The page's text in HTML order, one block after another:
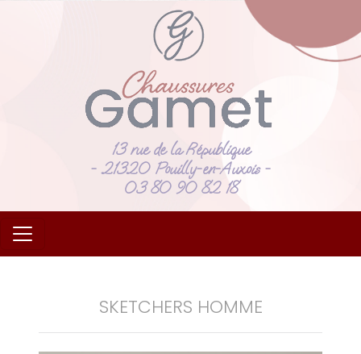
13 rue de la République
- 21320 Pouilly-en-Auxois -
03 80 90 82 18
SKETCHERS HOMME